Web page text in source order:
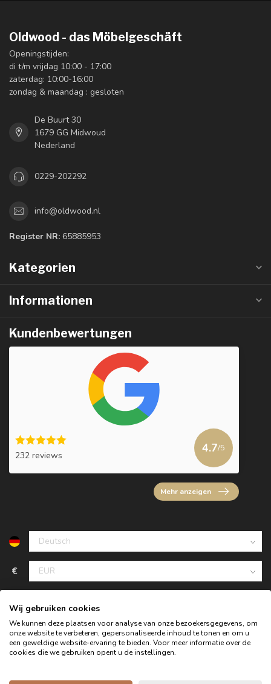
Oldwood - das Möbelgeschäft
Openingstijden:
di t/m vrijdag 10:00 - 17:00
zaterdag: 10:00-16:00
zondag & maandag : gesloten
De Buurt 30
1679 GG Midwoud
Nederland
0229-202292
info@oldwood.nl
Register NR: 65885953
Kategorien
Informationen
Kundenbewertungen
232 reviews
4.7/5
Mehr anzeigen
€
Wij gebruiken cookies
We kunnen deze plaatsen voor analyse van onze bezoekersgegevens, om
onze website te verbeteren, gepersonaliseerde inhoud te tonen en om u
een geweldige website-ervaring te bieden. Voor meer informatie over de
cookies die we gebruiken opent u de instellingen.